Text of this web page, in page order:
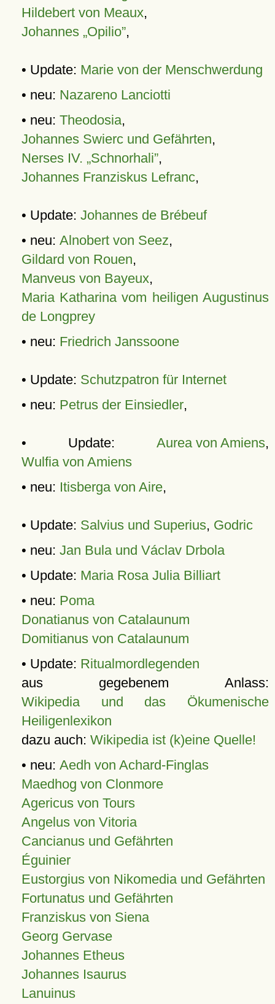
Hildebert von Meaux,
Johannes „Opilio”,
• Update: Marie von der Menschwerdung
• neu: Nazareno Lanciotti
• neu: Theodosia,
Johannes Swierc und Gefährten,
Nerses IV. „Schnorhali”,
Johannes Franziskus Lefranc,
• Update: Johannes de Brébeuf
• neu: Alnobert von Seez,
Gildard von Rouen,
Manveus von Bayeux,
Maria Katharina vom heiligen Augustinus
de Longprey
• neu: Friedrich Janssoone
• Update: Schutzpatron für Internet
• neu: Petrus der Einsiedler,
• Update: Aurea von Amiens,
Wulfia von Amiens
• neu: Itisberga von Aire,
• Update: Salvius und Superius, Godric
• neu: Jan Bula und Václav Drbola
• Update: Maria Rosa Julia Billiart
• neu: Poma
Donatianus von Catalaunum
Domitianus von Catalaunum
• Update: Ritualmordlegenden
aus gegebenem Anlass:
Wikipedia und das Ökumenische
Heiligenlexikon
dazu auch: Wikipedia ist (k)eine Quelle!
• neu: Aedh von Achard-Finglas
Maedhog von Clonmore
Agericus von Tours
Angelus von Vitoria
Cancianus und Gefährten
Éguinier
Eustorgius von Nikomedia und Gefährten
Fortunatus und Gefährten
Franziskus von Siena
Georg Gervase
Johannes Etheus
Johannes Isaurus
Lanuinus